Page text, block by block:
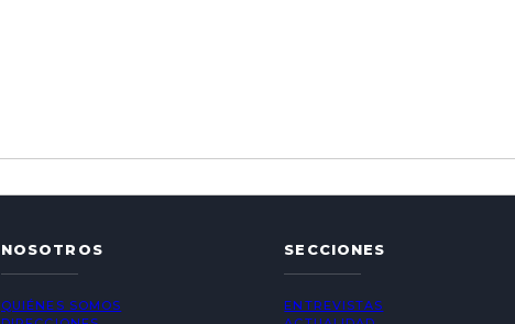
NOSOTROS
QUIÉNES SOMOS
SECCIONES
ENTREVISTAS